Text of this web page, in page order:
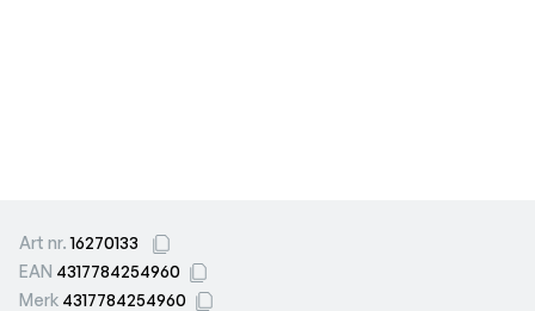
Art nr.16270133
EAN 4317784254960
Merk 4317784254960